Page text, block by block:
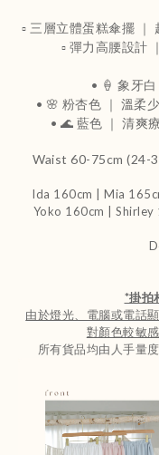
▫️ 三層立體蛋糕傘擺 ｜
▫️ 彈力高腰設計
• 🍦 象牙
• 🌸 粉杏色 ｜ 溫柔
• 🌊 藍色 ｜ 清爽
Waist 60-75cm (24-
Ida 160cm | Mia
Yoko 160cm | Shirley
*掛拍
由於燈光、電腦或電話
對顏色較敏
所有貨品均由人手量